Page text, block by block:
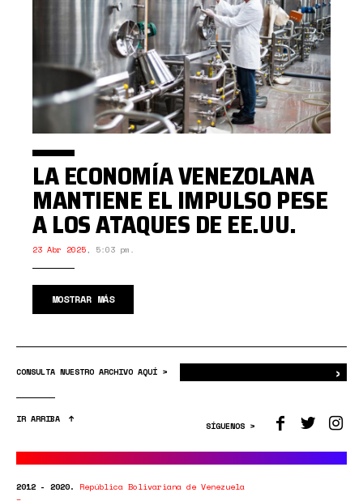
LA ECONOMÍA VENEZOLANA
MANTIENE EL IMPULSO PESE
A LOS ATAQUES DE EE.UU.
23 Abr 2025, 5:03 pm.
MOSTRAR MÁS
CONSULTA NUESTRO ARCHIVO AQUÍ > ›
IR ARRIBA
SÍGUENOS >
2012 - 2020. República Bolivariana de Venezuela